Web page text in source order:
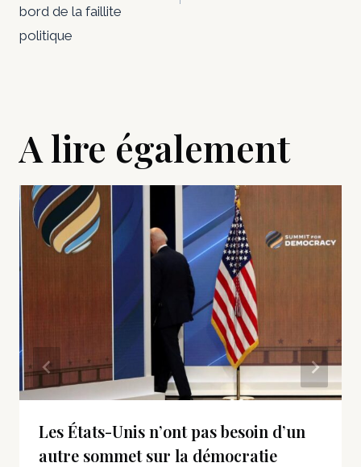
bord de la faillite
politique
A lire également
Les États-Unis n’ont pas besoin d’un
autre sommet sur la démocratie